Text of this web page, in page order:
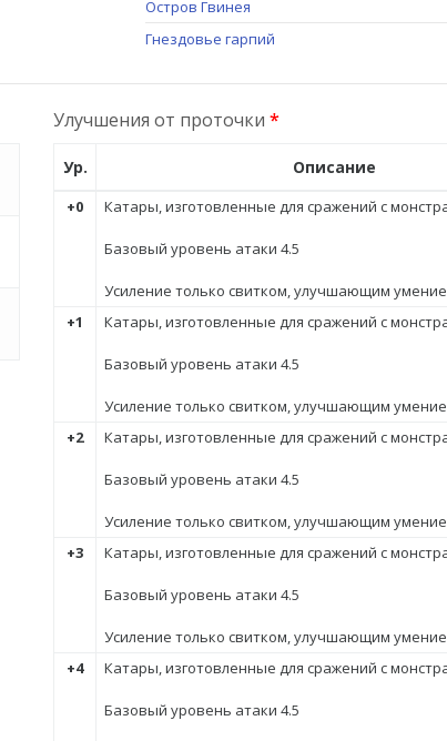
Остров Гвинея
Гнездовье гарпий
Улучшения от проточки *
Ур. Описание
+0 Катары, изготовленные для сражений с
Базовый уровень атаки 4.5
Усиление только свитком, улучшающим
+1
Катары, изготовленные для сражений с
Базовый уровень атаки 4.5
Усиление только свитком, улучшающим
+2
Катары, изготовленные для сражений с
Базовый уровень атаки 4.5
Усиление только свитком, улучшающим
+3
Катары, изготовленные для сражений с
Базовый уровень атаки 4.5
Усиление только свитком, улучшающим
+4
Катары, изготовленные для сражений с
Базовый уровень атаки 4.5